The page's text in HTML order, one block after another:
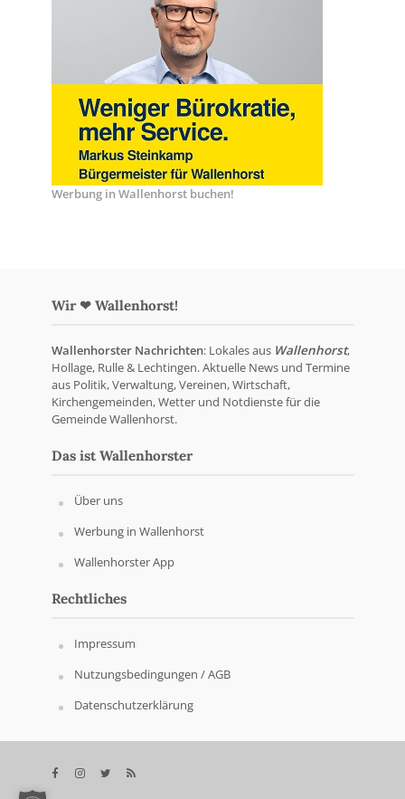
Werbung in Wallenhorst buchen!
Wir ❤ Wallenhorst!
Wallenhorster Nachrichten: Lokales aus Wallenhorst,
Hollage, Rulle & Lechtingen. Aktuelle News und Termine
aus Politik, Verwaltung, Vereinen, Wirtschaft,
Kirchengemeinden, Wetter und Notdienste für die
Gemeinde Wallenhorst.
Das ist Wallenhorster
Über uns
Werbung in Wallenhorst
Wallenhorster App
Rechtliches
Impressum
Nutzungsbedingungen / AGB
Datenschutzerklärung